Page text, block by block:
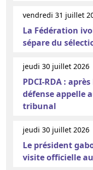
vendredi 31 juillet
La Fédération
sépare du
jeudi 30 juillet 2026
PDCI-RDA :
défense appelle
tribunal
jeudi 30 juillet 2026
Le président
visite officielle